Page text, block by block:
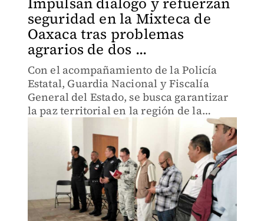
seguridad en la Mixteca de
Oaxaca tras problemas
agrarios de dos ...
Con el acompañamiento de la Policía
Estatal, Guardia Nacional y Fiscalía
General del Estado, se busca garantizar
la paz territorial en la región de la